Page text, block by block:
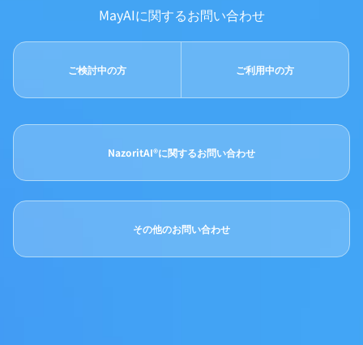
MayAIに関するお問い合わせ
ご検討中の方 ご利用中の方
NazoritAI®に関するお問い合わせ
その他のお問い合わせ